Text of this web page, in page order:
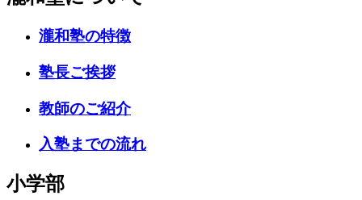
瀧和塾の特徴
塾長ご挨拶
教師のご紹介
入塾までの流れ
小学部